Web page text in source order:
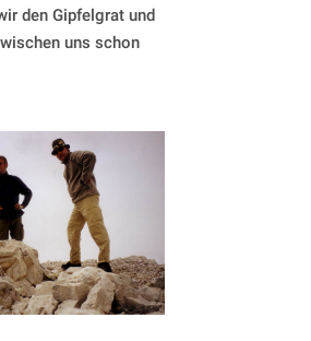
den Gipfelgrat und
uns schon